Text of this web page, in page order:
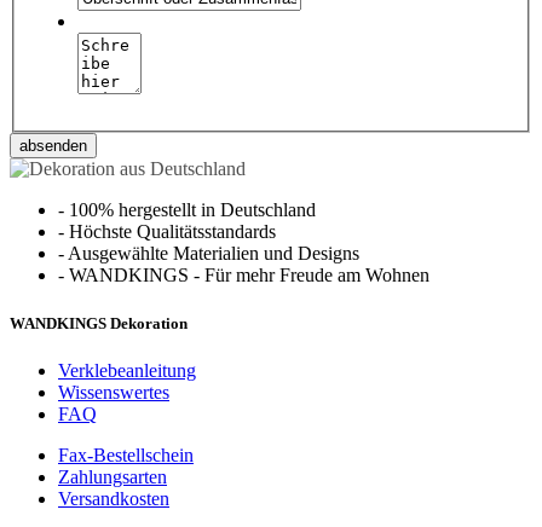
absenden
- 100% hergestellt in Deutschland
- Höchste Qualitätsstandards
-Ausgewählte Materialien und Designs
- WANDKINGS - Für mehr Freude am Wohnen
WANDKINGS Dekoration
Verklebeanleitung
Wissenswertes
FAQ
Fax-Bestellschein
Zahlungsarten
Versandkosten